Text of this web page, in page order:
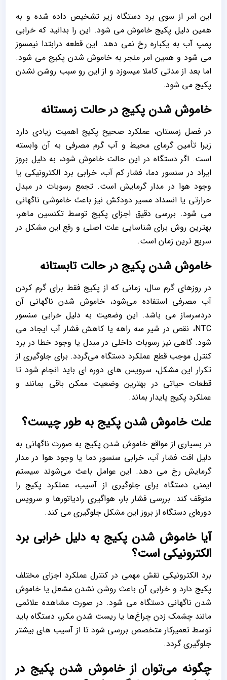
این امر از سوی برد دستگاه زیر تشخیص داده شده و به
همین دلیل پکیج خاموش می شود. این را بدانید که خرابی
پمپ آب به یکباره رخ نمی دهد. این قطعه درابتدا نیمسوز
می شود و همین امر منجر به خاموش شدن پکیج می شود.
اما بعد از مدتی کاملا میسوزد و از این رو سبب روشن نشدن
پکیج می شود.
خاموش شدن پکیج در حالت زمستانه
در فصل زمستان، عملکرد صحیح پکیج اهمیت زیادی دارد
زیرا تأمین گرمای محیط و آب گرم مصرفی به آن وابسته
است. اگر دستگاه در این حالت خاموش شود، به دلیل بروز
ایراد در سنسور دما، فشار کم آب، خرابی برد الکترونیکی یا
وجود هوا در مدار گرمایش است. تجمع رسوبات در مبدل
حرارتی یا انسداد مسیر دودکش نیز باعث خاموشی ناگهانی
می شود. بررسی دقیق اجزای پکیج توسط تکنسین ماهر،
بهترین روش برای شناسایی علت اصلی و رفع این مشکل در
سریع‌ ترین زمان است.
خاموش شدن پکیج در حالت تابستانه
در روزهای گرم سال، زمانی که از پکیج فقط برای گرم کردن
آب مصرفی استفاده می‌شود، خاموش شدن ناگهانی آن
دردسرساز می باشد. این وضعیت به دلیل خرابی سنسور
NTC، نقص در شیر سه ‌راهه یا کاهش فشار آب ایجاد می
‌شود. گاهی نیز رسوبات داخلی در مبدل یا وجود خطا در برد
کنترل موجب قطع عملکرد دستگاه می‌گردد. برای جلوگیری از
تکرار این مشکل، سرویس‌ های دوره ‌ای باید انجام شود تا
قطعات حیاتی در بهترین وضعیت ممکن باقی بمانند و
عملکرد پکیج پایدار بماند.
علت خاموش شدن پکیج به طور چیست؟
در بسیاری از مواقع خاموش شدن پکیج به صورت ناگهانی به
دلیل افت فشار آب، خرابی سنسور دما یا وجود هوا در مدار
گرمایش رخ می ‌دهد. این عوامل باعث می‌شوند سیستم
ایمنی دستگاه برای جلوگیری از آسیب، عملکرد پکیج را
متوقف کند. بررسی فشار بار، هواگیری رادیاتورها و سرویس
دوره‌ای دستگاه از بروز این مشکل جلوگیری می کند.
آیا خاموش شدن پکیج به دلیل خرابی برد
الکترونیکی است؟
برد الکترونیکی نقش مهمی در کنترل عملکرد اجزای مختلف
پکیج دارد و خرابی آن باعث روشن نشدن مشعل یا خاموش
شدن ناگهانی دستگاه می شود. در صورت مشاهده علائمی
مانند چشمک زدن چراغ‌ها یا ریست شدن مکرر، دستگاه باید
توسط تعمیرکار متخصص بررسی شود تا از آسیب ‌های بیشتر
جلوگیری گردد.
چگونه می‌توان از خاموش شدن پکیج در